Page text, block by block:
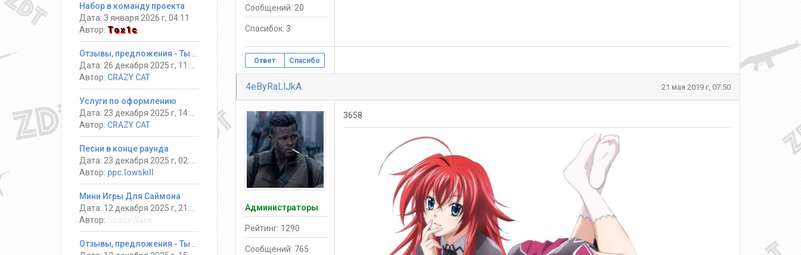
Сообщений: 20
Спасибок: 3
Ответ Спасибо
4eByRaLlJkA. 21 мая 2019 г, 07:50
Администраторы
Рейтинг: 1290
Сообщений: 765
3658
Набор в команду проекта
Дата: 3 января 2026 г, 04:11
Автор: Tox1c
Автор: CRAZY CAT
Услуги по оформлению
Автор: CRAZY CAT
Песни в конце раунда
Автор: ppc.lowskill
Мини Игры Для Саймона
Автор: